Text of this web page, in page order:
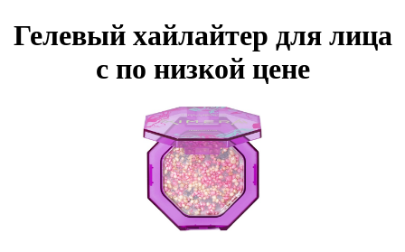
Гелевый хайлайтер для лица
с по низкой цене